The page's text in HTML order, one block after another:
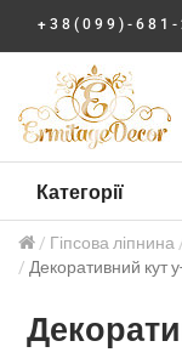
+38(099)-681-
Категорії
Гіпсова ліпнина
Декоративний кут